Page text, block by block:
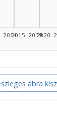
2015–2019
ábra